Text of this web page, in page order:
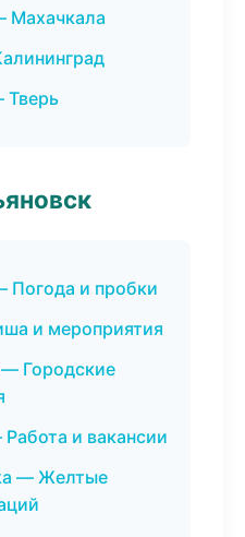
Махачкала
Тверь
Погода и пробки
и мероприятия
Городские
и вакансии
— Желтые